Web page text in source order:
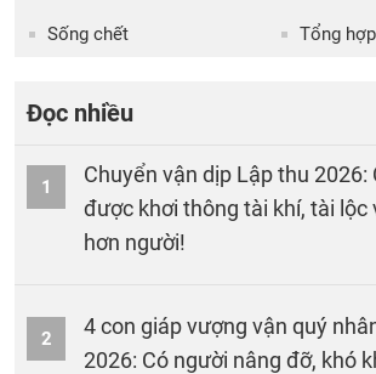
Sống chết Tổng hợp
Đọc nhiều
1
Chuyển vận dịp Lập thu 2026:
được khơi thông tài khí, tài lộc
hơn người!
2
4 con giáp vượng vận quý
2026: Có người nâng đỡ, khó